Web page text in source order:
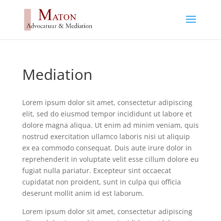
Mediation
Lorem ipsum dolor sit amet, consectetur adipiscing
elit, sed do eiusmod tempor incididunt ut labore et
dolore magna aliqua. Ut enim ad minim veniam, quis
nostrud exercitation ullamco laboris nisi ut aliquip
ex ea commodo consequat. Duis aute irure dolor in
reprehenderit in voluptate velit esse cillum dolore eu
fugiat nulla pariatur. Excepteur sint occaecat
cupidatat non proident, sunt in culpa qui officia
deserunt mollit anim id est laborum.
Lorem ipsum dolor sit amet, consectetur adipiscing